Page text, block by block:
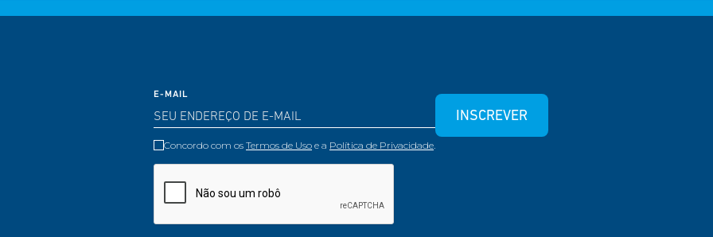
E-MAIL
Concordo com os Termos de Uso e a Política de Privacidade.
INSCREVER